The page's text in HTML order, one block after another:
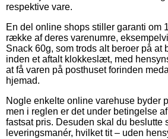
respektive vare.
En del online shops stiller garanti om
række af deres varenumre,
Snack 60g, som trods alt beroer på at
inden et aftalt klokkeslæt, med
at få varen på posthuset forinden
hjemad.
Nogle enkelte online varehuse byder
men i reglen er det under betingelse
fastsat pris. Desuden skal du beslutte
leveringsmanér, hvilket tit – uden